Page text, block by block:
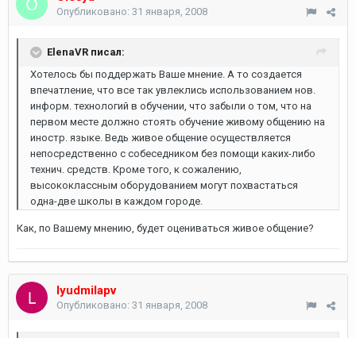
Опубликовано: 31 января, 2008
ElenaVR писал:
Хотелось бы поддержать Ваше мнение. А то создается
впечатление, что все так увлеклись использованием нов.
информ. технологий в обучении, что забыли о том, что на
первом месте должно стоять обучение живому общению на
иностр. языке. Ведь живое общение осуществляется
непосредственно с собеседником без помощи каких-либо
технич. средств. Кроме того, к сожалению,
высококлассным оборудованием могут похвастаться
одна-две школы в каждом городе.
Как, по Вашему мнению, будет оцениваться живое общение?
lyudmilapv
Опубликовано: 31 января, 2008